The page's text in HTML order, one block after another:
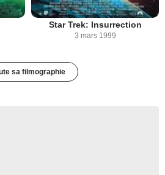
Star Trek: Insurrection
3 mars 1999
sa filmographie